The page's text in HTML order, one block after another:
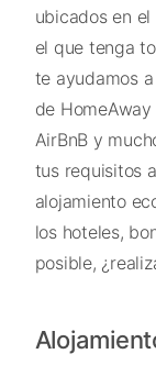
ubicados en
el que tenga
te ayudamos
de
AirBnB y
tus requisitos
alojamiento
los hoteles,
posible,